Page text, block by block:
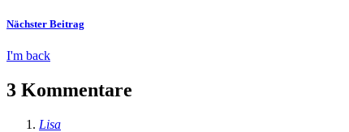
Nächster Beitrag
I'm back
3 Kommentare
Lisa